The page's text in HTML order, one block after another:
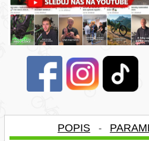
POPIS -